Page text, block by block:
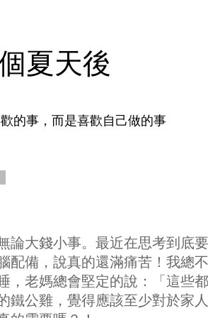
夏天後
的事，而是喜歡自己做的事
論大錢小事。最近在思考到底
配備，說真的還滿痛苦！我總
，老媽總會堅定的說：「這些
鐵公雞，覺得應該至少對於家